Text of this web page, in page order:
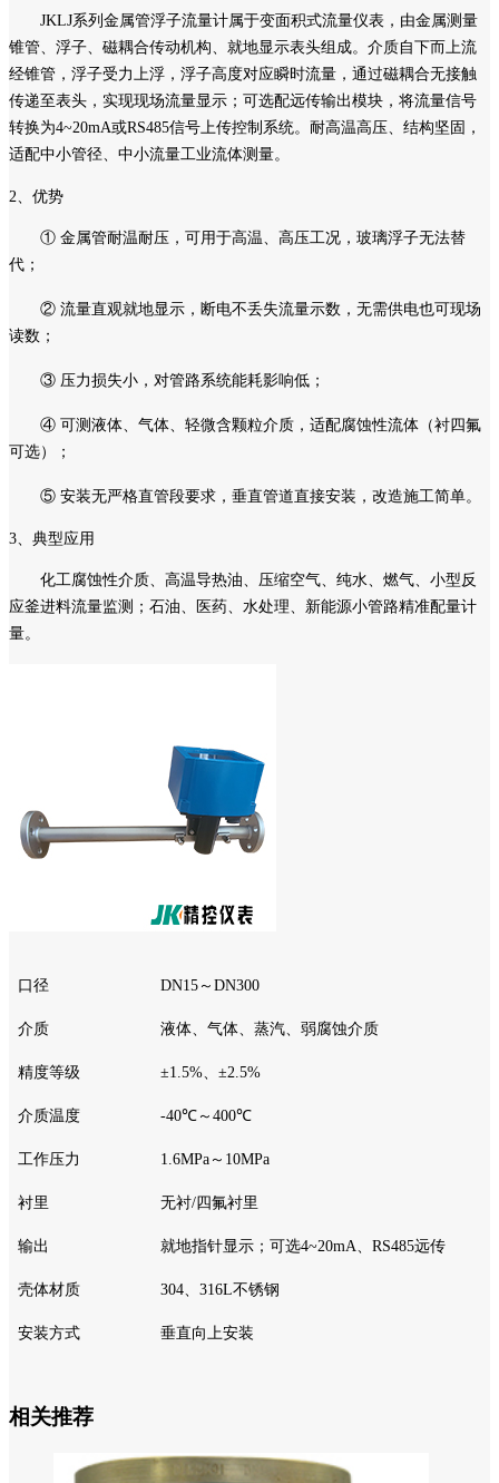
JKLJ系列金属管浮子流量计属于变面积式流量仪表，由金属测量
锥管、浮子、磁耦合传动机构、就地显示表头组成。介质自下而上流
经锥管，浮子受力上浮，浮子高度对应瞬时流量，通过磁耦合无接触
传递至表头，实现现场流量显示；可选配远传输出模块，将流量信号
转换为4~20mA或RS485信号上传控制系统。耐高温高压、结构坚固，
适配中小管径、中小流量工业流体测量。
2、优势
① 金属管耐温耐压，可用于高温、高压工况，玻璃浮子无法替
代；
② 流量直观就地显示，断电不丢失流量示数，无需供电也可现场
读数；
③ 压力损失小，对管路系统能耗影响低；
④ 可测液体、气体、轻微含颗粒介质，适配腐蚀性流体（衬四氟
可选）；
⑤ 安装无严格直管段要求，垂直管道直接安装，改造施工简单。
3、典型应用
化工腐蚀性介质、高温导热油、压缩空气、纯水、燃气、小型反
应釜进料流量监测；石油、医药、水处理、新能源小管路精准配量计
量。
口径 DN15～DN300
介质 液体、气体、蒸汽、弱腐蚀介质
精度等级 ±1.5%、±2.5%
介质温度 -40℃～400℃
工作压力 1.6MPa～10MPa
衬里 无衬/四氟衬里
输出 就地指针显示；可选4~20mA、RS485远传
壳体材质 304、316L不锈钢
安装方式 垂直向上安装
相关推荐